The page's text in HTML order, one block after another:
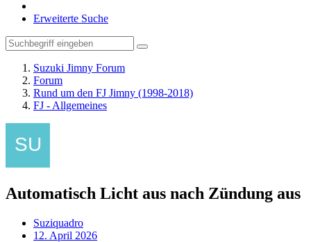
Erweiterte Suche
Suzuki Jimny Forum
Forum
Rund um den FJ Jimny (1998-2018)
FJ - Allgemeines
Automatisch Licht aus nach Zündung aus
Suziquadro
12. April 2026